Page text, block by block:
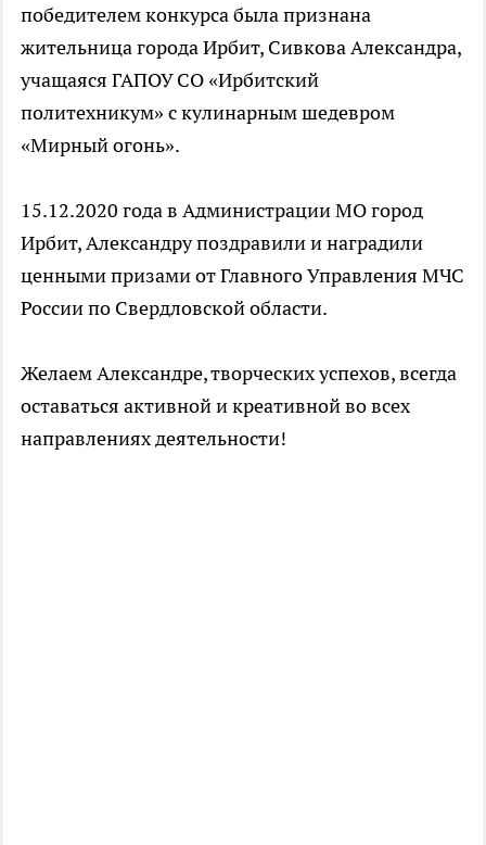
победителем конкурса была признана
жительница города Ирбит, Сивкова Александра,
учащаяся ГАПОУ СО «Ирбитский
политехникум» с кулинарным шедевром
«Мирный огонь».
15.12.2020 года в Администрации МО город
Ирбит, Александру поздравили и наградили
ценными призами от Главного Управления МЧС
России по Свердловской области.
Желаем Александре, творческих успехов, всегда
оставаться активной и креативной во всех
направлениях деятельности!